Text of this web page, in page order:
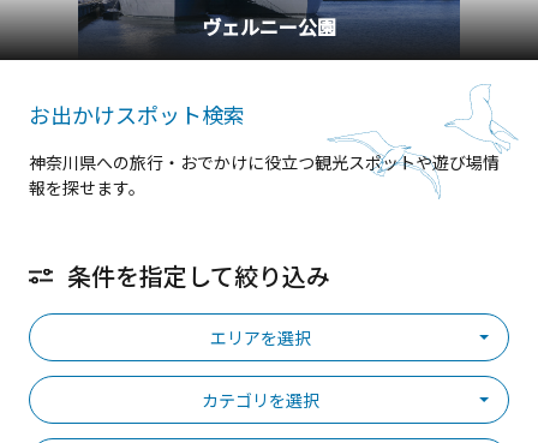
ヴェルニー公園
お出かけスポット検索
神奈川県への旅行・おでかけに役立つ観光スポットや遊び場情
報を探せます。
条件を指定して絞り込み
エリアを選択
カテゴリを選択